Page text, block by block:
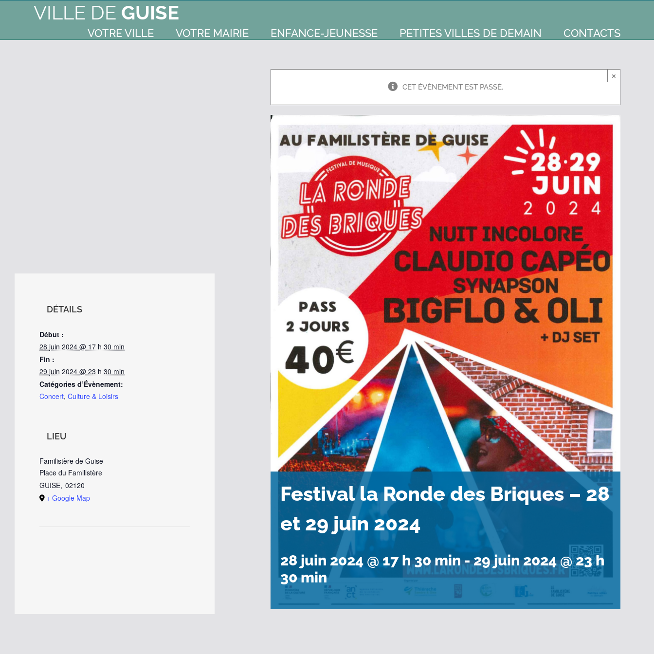
VILLE DE GUISE
VOTRE VILLE VOTRE MAIRIE ENFANCE-JEUNESSE PETITES VILLES DE DEMAIN CONTACTS
×
CET ÉVÈNEMENT EST PASSÉ.
Festival la Ronde des Briques – 28
et 29 juin 2024
28 juin 2024 @ 17 h 30 min-29 juin 2024 @ 23 h
30 min
DÉTAILS
Début :
28 juin 2024 @ 17 h 30 min
Fin :
29 juin 2024 @ 23 h 30 min
Catégories d’Évènement:
Concert,Culture & Loisirs
LIEU
Familistère de Guise
Place du Familistère
GUISE, 02120
+ Google Map